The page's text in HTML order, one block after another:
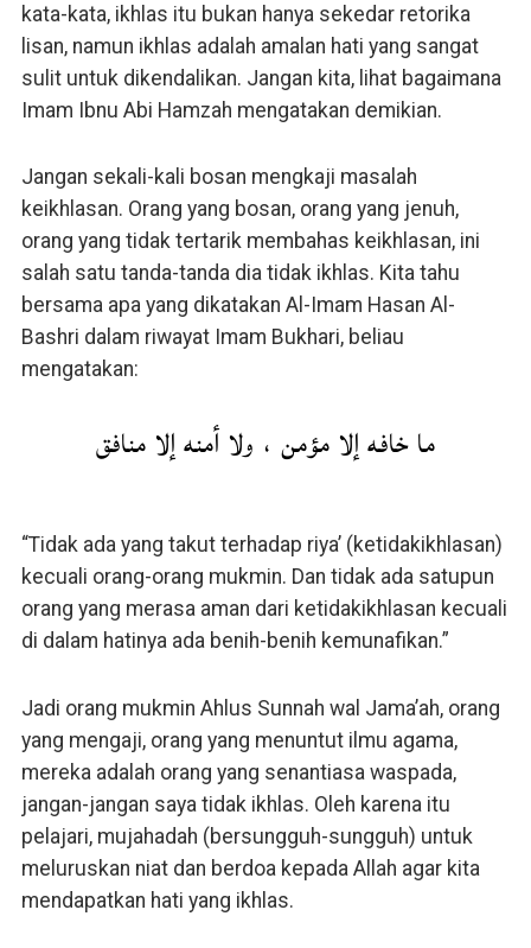
kata-kata, ikhlas itu bukan hanya sekedar retorika
lisan, namun ikhlas adalah amalan hati yang sangat
sulit untuk dikendalikan. Jangan kita, lihat bagaimana
Imam Ibnu Abi Hamzah mengatakan demikian.
Jangan sekali-kali bosan mengkaji masalah
keikhlasan. Orang yang bosan, orang yang jenuh,
orang yang tidak tertarik membahas keikhlasan, ini
salah satu tanda-tanda dia tidak ikhlas. Kita tahu
bersama apa yang dikatakan Al-Imam Hasan Al-
Bashri dalam riwayat Imam Bukhari, beliau
mengatakan:
ما خافه إلا مؤمن ، ولا أمنه إلا منافق
“Tidak ada yang takut terhadap riya’ (ketidakikhlasan)
kecuali orang-orang mukmin. Dan tidak ada satupun
orang yang merasa aman dari ketidakikhlasan kecuali
di dalam hatinya ada benih-benih kemunafikan.”
Jadi orang mukmin Ahlus Sunnah wal Jama’ah, orang
yang mengaji, orang yang menuntut ilmu agama,
mereka adalah orang yang senantiasa waspada,
jangan-jangan saya tidak ikhlas. Oleh karena itu
pelajari, mujahadah (bersungguh-sungguh) untuk
meluruskan niat dan berdoa kepada Allah agar kita
mendapatkan hati yang ikhlas.